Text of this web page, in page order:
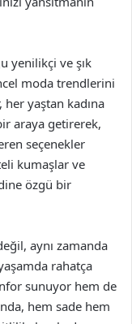
yenilikçi ve şık
moda trendlerini
yaştan kadına
araya getirerek,
seçenekler
kumaşlar ve
özgü bir
aynı zamanda
rahatça
sunuyor hem de
hem sade hem